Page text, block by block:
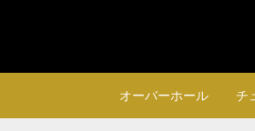
オーバーホール チ